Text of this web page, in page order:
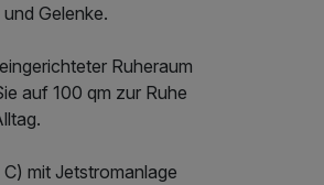
Gelenke.
Ruheraum
auf 100 qm zur Ruhe
mit Jetstromanlage